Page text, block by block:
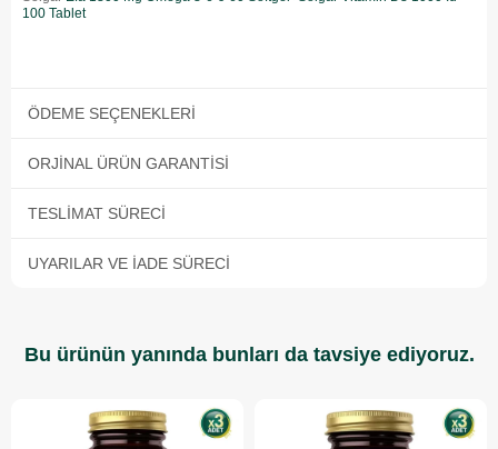
100 Tablet
ÖDEME SEÇENEKLERI
ORJINAL ÜRÜN GARANTISI
TESLIMAT SÜRECI
UYARILAR VE İADE SÜRECI
Bu ürünün yanında bunları da tavsiye ediyoruz.